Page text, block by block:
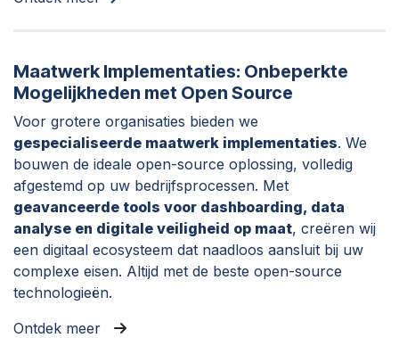
Maatwerk Implementaties: Onbeperkte
Mogelijkheden met Open Source
Voor grotere organisaties bieden we
gespecialiseerde maatwerk implementaties. We
bouwen de ideale open-source oplossing, volledig
afgestemd op uw bedrijfsprocessen. Met
geavanceerde tools voor dashboarding, data
analyse en digitale veiligheid op maat, creëren wij
een digitaal ecosysteem dat naadloos aansluit bij uw
complexe eisen. Altijd met de beste open-source
technologieën.​
Ontdek meer